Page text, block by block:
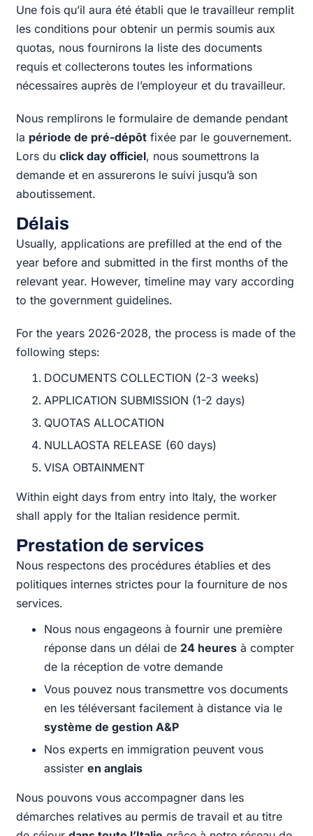
Une fois qu’il aura été établi que le travailleur remplit
les conditions pour obtenir un permis soumis aux
quotas, nous fournirons la liste des documents
requis et collecterons toutes les informations
nécessaires auprès de l’employeur et du travailleur.
Nous remplirons le formulaire de demande pendant
la période de pré-dépôt fixée par le gouvernement.
Lors duclick day officiel, nous soumettrons la
demande et en assurerons le suivi jusqu’à son
aboutissement.
Délais
Usually, applications are prefilled at the end of the
year before and submitted in the first months of the
relevant year. However, timeline may vary according
to the government guidelines.
For the years 2026-2028, the process is made of the
following steps:
DOCUMENTS COLLECTION (2-3 weeks)
APPLICATION SUBMISSION (1-2 days)
QUOTAS ALLOCATION
NULLAOSTA RELEASE (60 days)
VISA OBTAINMENT
Within eight days from entry into Italy, the worker
shall apply for the Italian residence permit.
Prestation de services
Nous respectons des procédures établies et des
politiques internes strictes pour la fourniture de nos
services.
Nous nous engageons à fournir une première
réponse dans un délai de 24 heures à compter
de la réception de votre demande
Vous pouvez nous transmettre vos documents
en les téléversant facilement à distance via le
système de gestion A&P
Nos experts en immigration peuvent vous
assisteren anglais
Nous pouvons vous accompagner dans les
démarches relatives au permis de travail et au titre